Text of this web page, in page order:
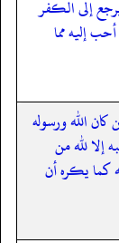
إلى الكفر
إليه مما
الله ورسوله
إلا لله من
كما يكره أن